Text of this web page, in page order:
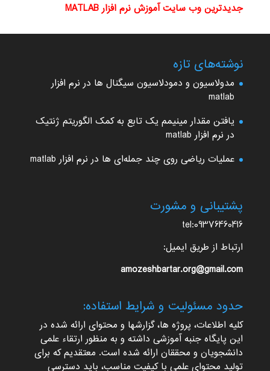
جدیدترین وب سایت آموزش نرم افزار MATLAB
نوشته‌های تازه
مدولاسیون و دمودلاسیون سیگنال ها در نرم افزار
matlab
یافتن مقدار مینیمم یک تابع به کمک الگوریتم ژنتیک
در نرم افزار matlab
عملیات ریاضی روی چند جمله‌ای ها در نرم افزار matlab
پشتیبانی و مشورت
tel:09376460416
ارتباط از طریق ایمیل:
amozeshbartar.org@gmail.com
حدود مسئولیت و شرایط استفاده:
کلیه اطلاعات، پروژه ها، گزارشها و محتوای ارائه شده در
این پایگاه جنبه آموزشی داشته و به منظور ارتقاء علمی
دانشجویان و محققان ارائه شده است. معتقدیم که برای
تولید محتوای علمی با کیفیت مناسب، باید دسترسی